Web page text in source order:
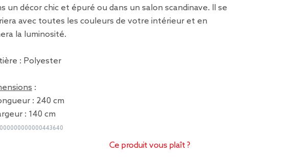
un décor chic et épuré ou dans un salon scandinave. Il se
avec toutes les couleurs de votre intérieur et en
la luminosité.
: Polyester
:
: 240 cm
: 140 cm
000000000000443640
Ce produit vous plaît ?